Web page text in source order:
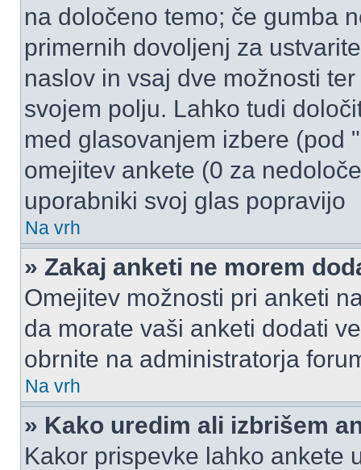
na določeno temo; če gumba
primernih dovoljenj za
naslov in vsaj dve možnosti
svojem polju. Lahko tudi
med glasovanjem izbere (pod
omejitev ankete (0 za
uporabniki svoj glas popravijo
Na vrh
» Zakaj anketi ne morem
Omejitev možnosti pri anketi
da morate vaši anketi dodati
obrnite na administratorja
Na vrh
» Kako uredim ali izbrišem
Kakor prispevke lahko ankete